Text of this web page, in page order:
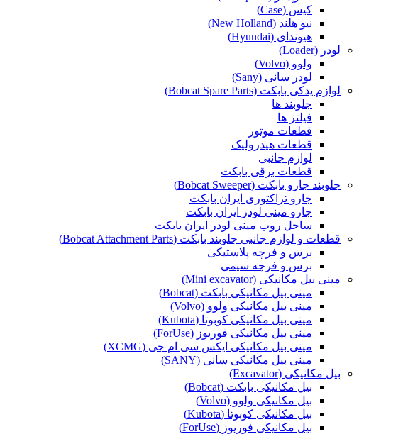
کیس (Case)
نیو هلند (New Holland)
هیوندای (Hyundai)
لودر (Loader)
ولوو (Volvo)
لودر سانی (Sany)
لوازم یدکی بابکت (Bobcat Spare Parts)
جلوبند ها
فیلتر ها
قطعات موتور
قطعات هیدرولیک
لوازم جانبی
قطعات برقی بابکت
جلوبند جارو بابکت (Bobcat Sweeper)
جارو تراکتوری ایران بابکت
جارو مینی لودر ایران بابکت
ساحل روب مینی لودر ایران بابکت
قطعات و لوازم جانبی جلوبند بابکت (Bobcat Attachment Parts)
برس و فرچه پلاستیکی
برس و فرچه سیمی
مینی بیل مکانیکی (Mini excavator)
مینی بیل مکانیکی بابکت (Bobcat)
مینی بیل مکانیکی ولوو (Volvo)
مینی بیل مکانیکی کوبوتا (Kubota)
مینی بیل مکانیکی فوریوز (ForUse)
مینی بیل مکانیکی ایکس سی ام جی (XCMG)
مینی بیل مکانیکی سانی (SANY)
بیل مکانیکی (Excavator)
بیل مکانیکی بابکت (Bobcat)
بیل مکانیکی ولوو (Volvo)
بیل مکانیکی کوبوتا (Kubota)
بیل مکانیکی فوریوز (ForUse)